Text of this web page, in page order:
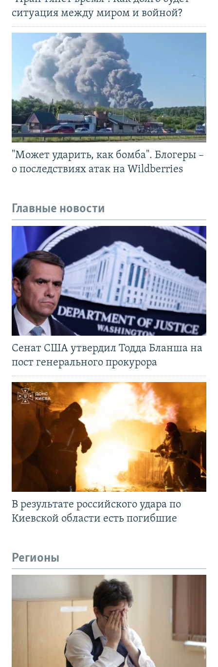
ситуация между миром и войной?
"Может ударить, как бомба". Блогеры –
о последствиях атак на Wildberries
Главные новости
Сенат США утвердил Тодда Бланша на
пост генерального прокурора
В результате российского удара по
Киевской области есть погибшие
Регионы